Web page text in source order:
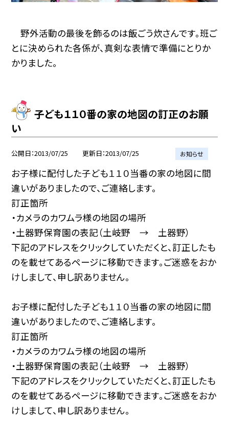
野外活動の最後を飾るのは飯ごう炊さんです。班ご
とに決められた各係が、真剣な表情で準備にとりか
かりました。
子ども１１０番の家の地図の訂正のお願
い
公開日 2013/07/25 更新日 2013/07/25 お知らせ
お子様に配付した子ども１１０当番の家の地図に間
違いがありましたので、ご連絡します。
訂正箇所
・カメラのカワムラ様の地図の場所
・土器野保育園の表記（土岐野 → 土器野）
下記のアドレスをクリックしていただくと、訂正したも
のを載せてあるページに移動できます。ご迷惑をおか
けしまして、申し訳ありません。
お子様に配付した子ども１１０当番の家の地図に間
違いがありましたので、ご連絡します。
訂正箇所
・カメラのカワムラ様の地図の場所
・土器野保育園の表記（土岐野 → 土器野）
下記のアドレスをクリックしていただくと、訂正したも
のを載せてあるページに移動できます。ご迷惑をおか
けしまして、申し訳ありません。